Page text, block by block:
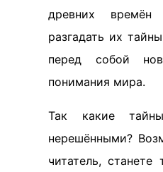
древних времён
разгадать их
перед собой
понимания мира.
Так какие
нерешёнными?
читатель,